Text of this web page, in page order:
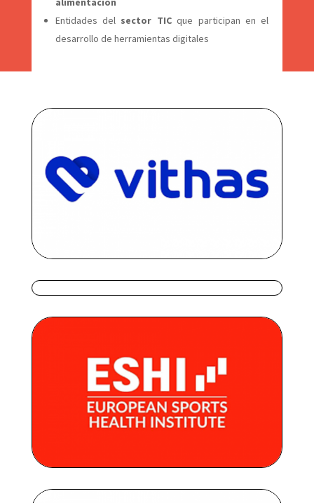
Entidades del sector TICque participan en el
desarrollo de herramientas digitales